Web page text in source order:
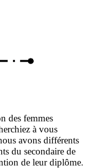
des femmes
à vous
avons différents
du secondaire de
de leur diplôme.